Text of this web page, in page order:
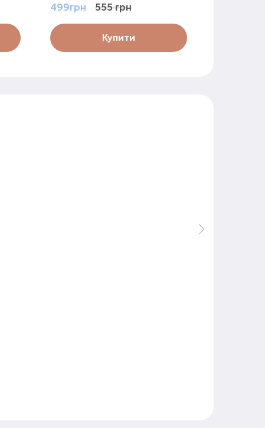
499грн 555 грн
Купити